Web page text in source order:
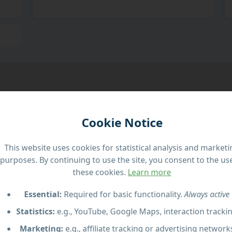
Cookie Notice
This website uses cookies for statistical analysis and
purposes. By continuing to use the site, you consent to the
these cookies. Learn more
Essential: Required for basic functionality.Always active
Statistics: e.g., YouTube, Google Maps, interaction
Marketing: e.g., affiliate tracking or advertising